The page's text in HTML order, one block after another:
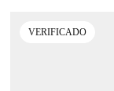
VERIFICADO